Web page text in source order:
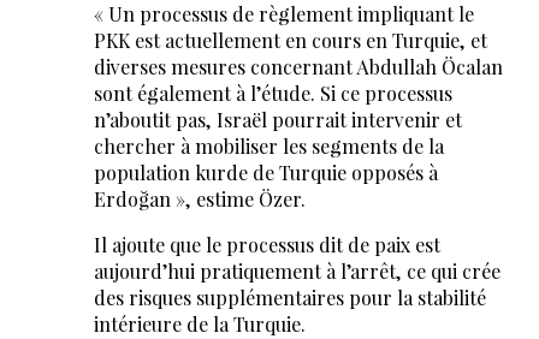
« Un processus de règlement impliquant le
PKK est actuellement en cours en Turquie, et
diverses mesures concernant Abdullah Öcalan
sont également à l’étude. Si ce processus
n’aboutit pas, Israël pourrait intervenir et
chercher à mobiliser les segments de la
population kurde de Turquie opposés à
Erdoğan », estime Özer.
Il ajoute que le processus dit de paix est
aujourd’hui pratiquement à l’arrêt, ce qui crée
des risques supplémentaires pour la stabilité
intérieure de la Turquie.